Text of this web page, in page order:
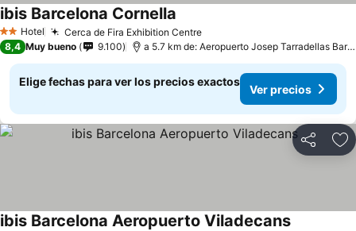
2 Estrellas
Hotel Cerca de Fira Exhibition Centre
ibis Barcelona Cornella
8,4 Muy bueno 9.100 a 5.7 km de: Aeropuerto Josep Tarradellas Barcelona-El Prat
Elige fechas para ver los precios exactos
Ver precios
Compartir
ibis Barcelona Aeropuerto Viladecans